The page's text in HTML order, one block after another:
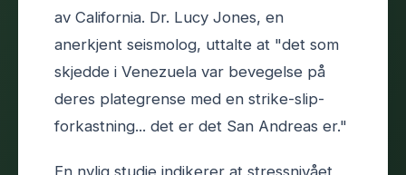
av California. Dr. Lucy Jones, en
anerkjent seismolog, uttalte at "det som
skjedde i Venezuela var bevegelse på
deres plategrense med en strike-slip-
forkastning... det er det San Andreas er."
En nylig studie indikerer at stressnivået